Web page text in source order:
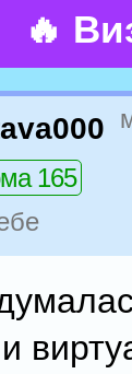
🔥
165